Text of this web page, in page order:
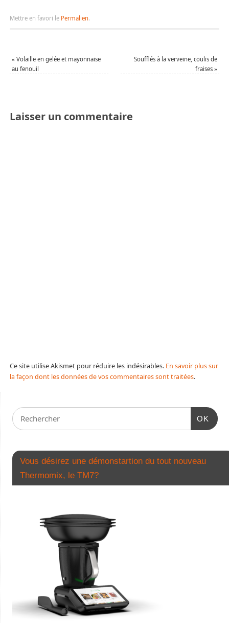
Mettre en favori le Permalien.
« Volaille en gelée et mayonnaise
au fenouil
Soufflés à la verveine, coulis de
fraises»
Laisser un commentaire
Ce site utilise Akismet pour réduire les indésirables. En savoir plus sur
la façon dont les données de vos commentaires sont traitées.
OK
Vous désirez une démonstartion du tout nouveau
Thermomix, le TM7?